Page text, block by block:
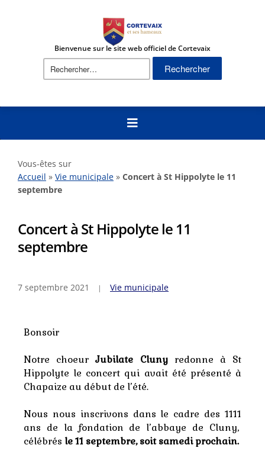
Bienvenue sur le site web officiel de Cortevaix
Vous-êtes sur
Accueil » Vie municipale » Concert à St Hippolyte le 11
septembre
Concert à St Hippolyte le 11
septembre
7 septembre 2021 Vie municipale
Bonsoir
Notre choeurJubilate Clunyredonne à St
Hippolyte le concert qui avait été présenté à
Chapaize au début de l’été.
Nous nous inscrivons dans le cadre des 1111
ans de la fondation de l’abbaye de Cluny,
célébrés le 11 septembre, soit samedi prochain.